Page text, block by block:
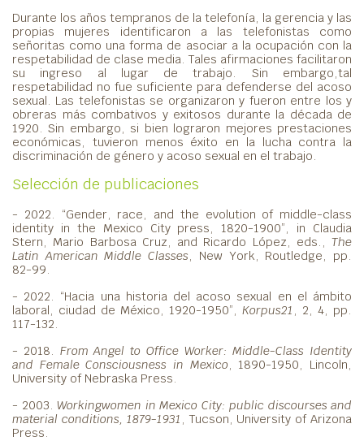
Durante los años tempranos de la telefonía, la gerencia y las
propias mujeres identificaron a las telefonistas como
señoritas como una forma de asociar a la ocupación con la
respetabilidad de clase media. Tales afirmaciones facilitaron
su ingreso al lugar de trabajo. Sin embargo,tal
respetabilidad no fue suficiente para defenderse del acoso
sexual. Las telefonistas se organizaron y fueron entre los y
obreras más combativos y exitosos durante la década de
1920. Sin embargo, si bien lograron mejores prestaciones
económicas, tuvieron menos éxito en la lucha contra la
discriminación de género y acoso sexual en el trabajo.
Selección de publicaciones
- 2022. “Gender, race, and the evolution of middle-class
identity in the Mexico City press, 1820-1900”, in Claudia
Stern, Mario Barbosa Cruz, and Ricardo López, eds., The
Latin American Middle Classes , New York, Routledge, pp.
82-99.
- 2022. “Hacia una historia del acoso sexual en el ámbito
laboral, ciudad de México, 1920-1950”, Korpus21
, 2, 4, pp.
117-132.
- 2018. From Angel to Office Worker: Middle-Class Identity
and Female Consciousness in Mexico , 1890-1950, Lincoln,
University of Nebraska Press.
- 2003. Workingwomen in Mexico City: public discourses and
material conditions, 1879-1931 , Tucson, University of Arizona
Press.